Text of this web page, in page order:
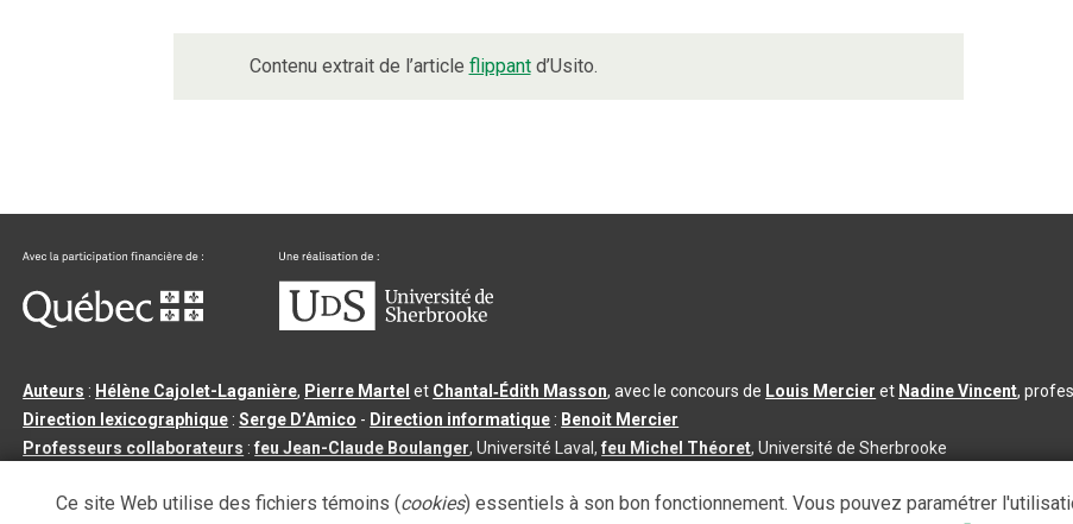
Contenu extrait de l’article flippantd’Usito.
Auteurs : Hélène Cajolet-Laganière, Pierre Martel et Chantal‑Édith Masson, avec le concours de Louis Mercier et Nadine Vincent,
Direction lexicographique :Serge D’Amico - Direction informatique : Benoit Mercier
Professeurs collaborateurs :feu Jean-Claude Boulanger, Université Laval,feu Michel Théoret, Université de Sherbrooke
Tous droits réservés©Université de Sherbrooke |3.2.2- Dernière mise à jour du contenu :2026-08-03
Ce site Web utilise des fichiers témoins (cookies) essentiels à son bon fonctionnement. Vous pouvez paramétrer